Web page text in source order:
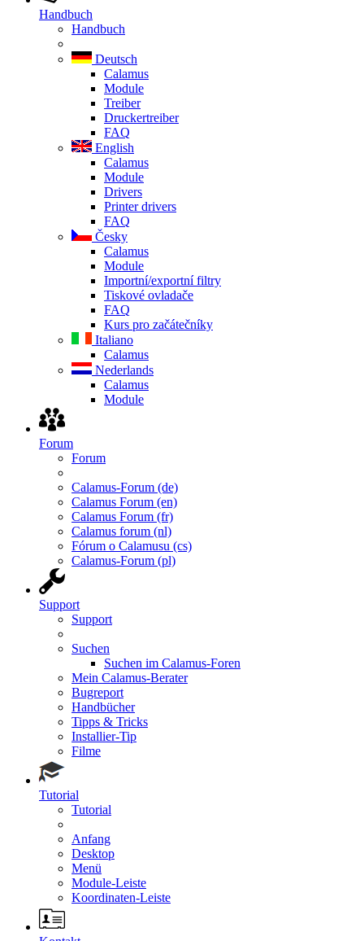
Handbuch
Handbuch
Deutsch
Calamus
Module
Treiber
Druckertreiber
FAQ
English
Calamus
Module
Drivers
Printer drivers
FAQ
Česky
Calamus
Module
Importní/exportní filtry
Tiskové ovladače
FAQ
Kurs pro začátečníky
Italiano
Calamus
Nederlands
Calamus
Module
Forum
Forum
Calamus-Forum (de)
Calamus Forum (en)
Calamus Forum (fr)
Calamus forum (nl)
Fórum o Calamusu (cs)
Calamus-Forum (pl)
Support
Support
Suchen
Suchen im Calamus-Foren
Mein Calamus-Berater
Bugreport
Handbücher
Tipps & Tricks
Installier-Tip
Filme
Tutorial
Tutorial
Anfang
Desktop
Menü
Module-Leiste
Koordinaten-Leiste